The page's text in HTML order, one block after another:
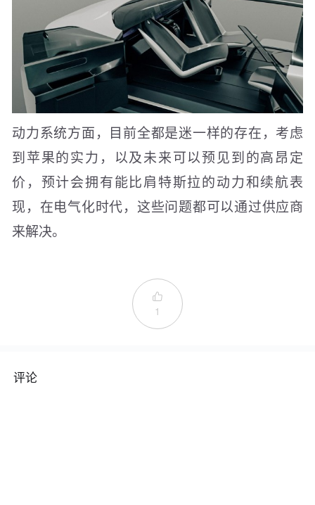
动力系统方面，目前全都是迷一样的存在，考虑
到苹果的实力，以及未来可以预见到的高昂定
价，预计会拥有能比肩特斯拉的动力和续航表
现，在电气化时代，这些问题都可以通过供应商
来解决。

1
评论